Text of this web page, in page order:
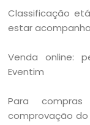
Classificação
estar
Venda online:
Eventim
Para
comprovação